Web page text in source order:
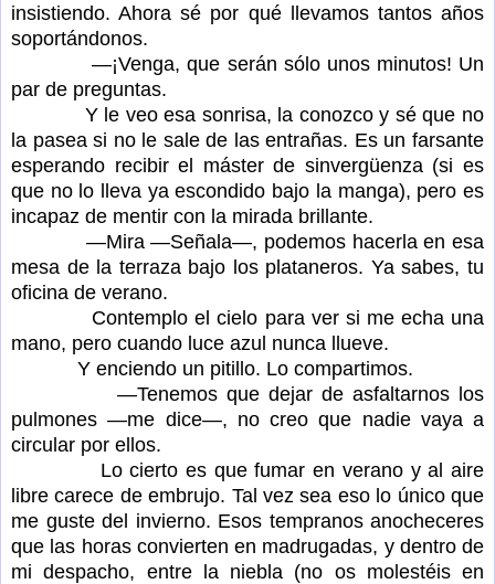
insistiendo. Ahora sé por qué llevamos tantos años
soportándonos.
—¡Venga, que serán sólo unos minutos! Un
par de preguntas.
Y le veo esa sonrisa, la conozco y sé que no
la pasea si no le sale de las entrañas. Es un farsante
esperando recibir el máster de sinvergüenza (si es
que no lo lleva ya escondido bajo la manga), pero es
incapaz de mentir con la mirada brillante.
—Mira —Señala—, podemos hacerla en esa
mesa de la terraza bajo los plataneros. Ya sabes, tu
oficina de verano.
Contemplo el cielo para ver si me echa una
mano, pero cuando luce azul nunca llueve.
Y enciendo un pitillo. Lo compartimos.
—Tenemos que dejar de asfaltarnos los
pulmones —me dice—, no creo que nadie vaya a
circular por ellos.
Lo cierto es que fumar en verano y al aire
libre carece de embrujo. Tal vez sea eso lo único que
me guste del invierno. Esos tempranos anocheceres
que las horas convierten en madrugadas, y dentro de
mi despacho, entre la niebla (no os molestéis en